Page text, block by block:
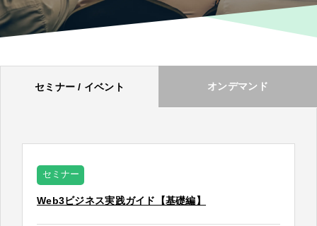
セミナー / イベント オンデマンド
セミナー
Web3ビジネス実践ガイド【基礎編】